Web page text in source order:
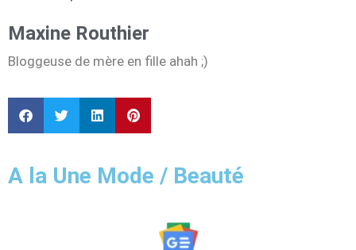
Maxine Routhier
Bloggeuse de mère en fille ahah ;)
A la Une Mode / Beauté